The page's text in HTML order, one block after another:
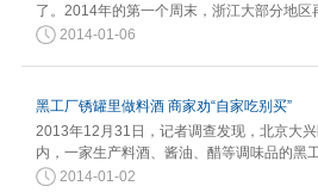
了。2014年的第一个周末，浙江大部分地
2014-01-06
黑工厂锈罐里做料酒 商家劝“自家吃别买”
2013年12月31日，记者调查发现，北京大
内，一家生产料酒、酱油、醋等调味品的黑
2014-01-02